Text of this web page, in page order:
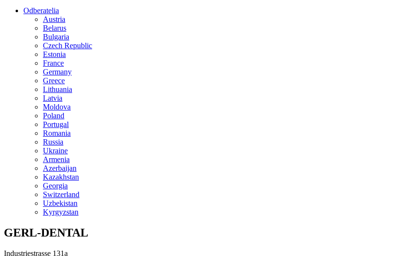
Odberatelia
Austria
Belarus
Bulgaria
Czech Republic
Estonia
France
Germany
Greece
Lithuania
Latvia
Moldova
Poland
Portugal
Romania
Russia
Ukraine
Armenia
Azerbaijan
Kazakhstan
Georgia
Switzerland
Uzbekistan
Kyrgyzstan
GERL-DENTAL
Industriestrasse 131a